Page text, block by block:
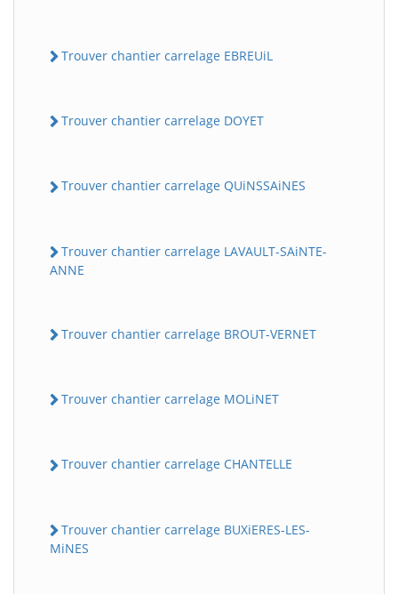
Trouver chantier carrelage EBREUiL
Trouver chantier carrelage DOYET
Trouver chantier carrelage QUiNSSAiNES
Trouver chantier carrelage LAVAULT-SAiNTE-
ANNE
Trouver chantier carrelage BROUT-VERNET
Trouver chantier carrelage MOLiNET
Trouver chantier carrelage CHANTELLE
Trouver chantier carrelage BUXiERES-LES-
MiNES